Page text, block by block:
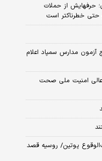
حرفهایش از حملات
و حتی خطرناکتر است
آزمون مدارس سمپاد اعلام
امنیت ملی صحت
پوتین/ روسیه قصد